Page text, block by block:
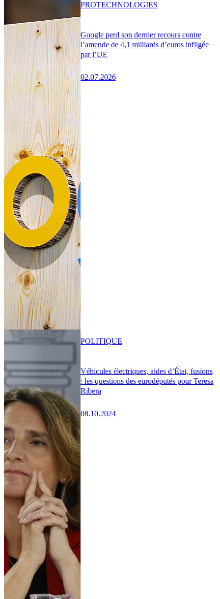
Google perd son dernier recours contre
l’amende de 4,1 milliards d’euros infligée
par l’UE
02.07.2026
PROTECHNOLOGIES
Véhicules électriques, aides d’État, fusions
: les questions des eurodéputés pour Teresa
Ribera
08.10.2024
POLITIQUE